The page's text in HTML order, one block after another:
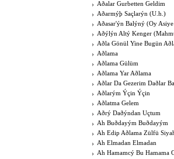
Aðalar Gurbetten Geldim
Aðarmýþ Saçlarýn (U.h.)
Aðasar'ýn Balýný (Oy
Aðýlýn Altý Kenger
Aðla Gönül Yine Bugün
Aðlama
Aðlama Gülüm
Aðlama Yar Aðlama
Aðlar Da Gezerim Daðlar
Aðlarým Ýçin Ýçin
Aðlatma Gelem
Aðrý Daðýndan Uçtum
Ah Buðdayým Buðdayým
Ah Edip Aðlama Zülfü
Ah Elmadan Elmadan
Ah Hamamcý Bu Hamama